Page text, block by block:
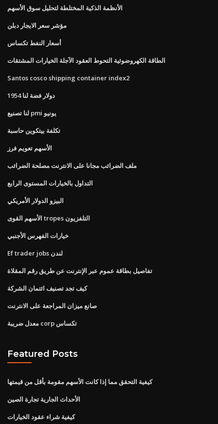
الأنظمة الذكية المختلطة لتحليل سوق الأسهم
مؤشر سعر الايجار دبلن
أسعار النفط تكساس
الطاقة الكهروضوئية التحوط العقود الآجلة الخيارات المشتقات
Santos cosco shipping container index2
1954 دولار فضة لنا
لنا تصنيع pmi يونيو
تكلفة بيتكوين حاسبة
الأسهم تعويم فرز
ملف الضرائب مجانا على الانترنت مصلحة الضرائب
التداول بالخيارات المستوى الرابع
البيزو الدولار الأمريكي
الأسهم القوى tropes التلفزيون
خيارات الفهرس الأجنبي
Ef trader jobs لندن
تفاصيل بطاقة عموم عبر الإنترنت عن طريق رقم المقلاة
كيف تجد تصنيف ائتمان الشركة
صانع ميزان المراجعة على الانترنت
معدل ضريبة corp تكساس
Featured Posts
كيفية التحقق مما إذا كانت الأسهم مقومة بأقل من قيمتها
الأحداث الجارية تجارة الصين
كيفية شراء عقود الخيارات